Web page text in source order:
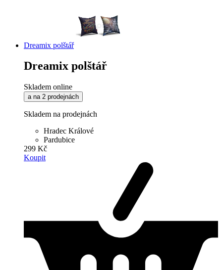
Dreamix polštář
Dreamix polštář
Skladem online
a na 2 prodejnách
Skladem na prodejnách
Hradec Králové
Pardubice
299 Kč
Koupit